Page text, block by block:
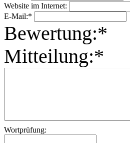
Website im Internet:
E-Mail:*
Bewertung:*
Mitteilung:*
Wortprüfung: